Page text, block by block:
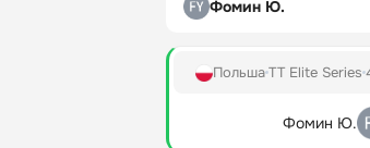
Фомин Ю.
ПольшаTT Elite Series
Фомин Ю.